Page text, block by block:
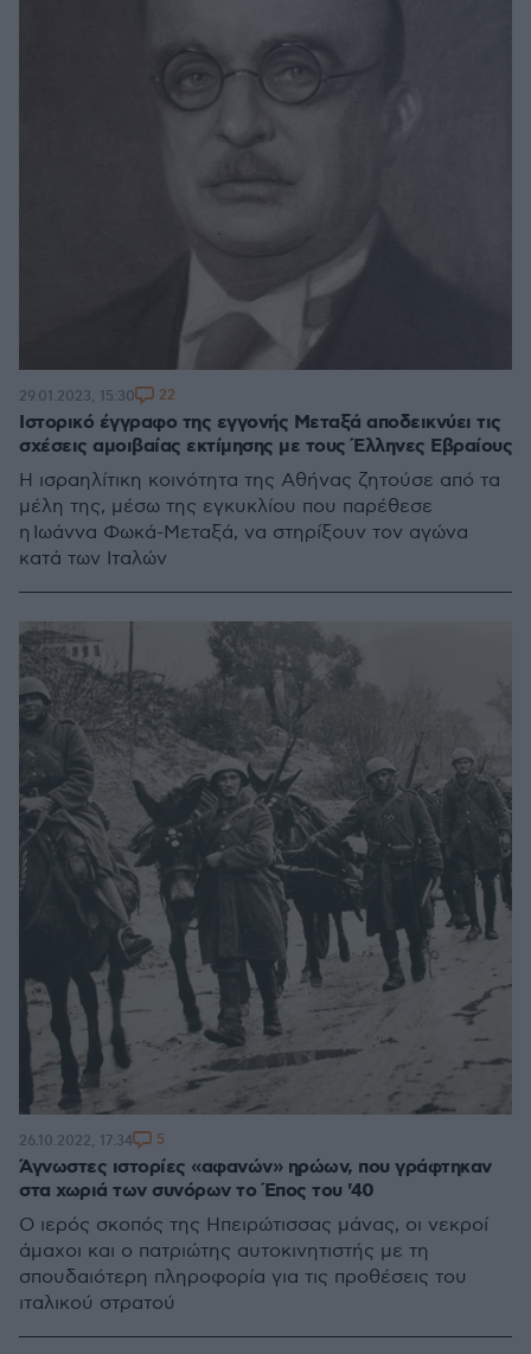
Ιστορικό έγγραφο της εγγονής Μεταξά αποδεικνύει τις
σχέσεις αμοιβαίας εκτίμησης με τους Έλληνες Εβραίους
Η ισραηλίτικη κοινότητα της Αθήνας ζητούσε από τα
μέλη της, μέσω της εγκυκλίου που παρέθεσε
η Ιωάννα Φωκά-Μεταξά, να στηρίξουν τον αγώνα
κατά των Ιταλών
29.01.2023, 15:30 22
Άγνωστες ιστορίες «αφανών» ηρώων, που γράφτηκαν
στα χωριά των συνόρων το Έπος του '40
Ο ιερός σκοπός της Ηπειρώτισσας μάνας, οι νεκροί
άμαχοι και ο πατριώτης αυτοκινητιστής με τη
σπουδαιότερη πληροφορία για τις προθέσεις του
ιταλικού στρατού
26.10.2022, 17:34 5